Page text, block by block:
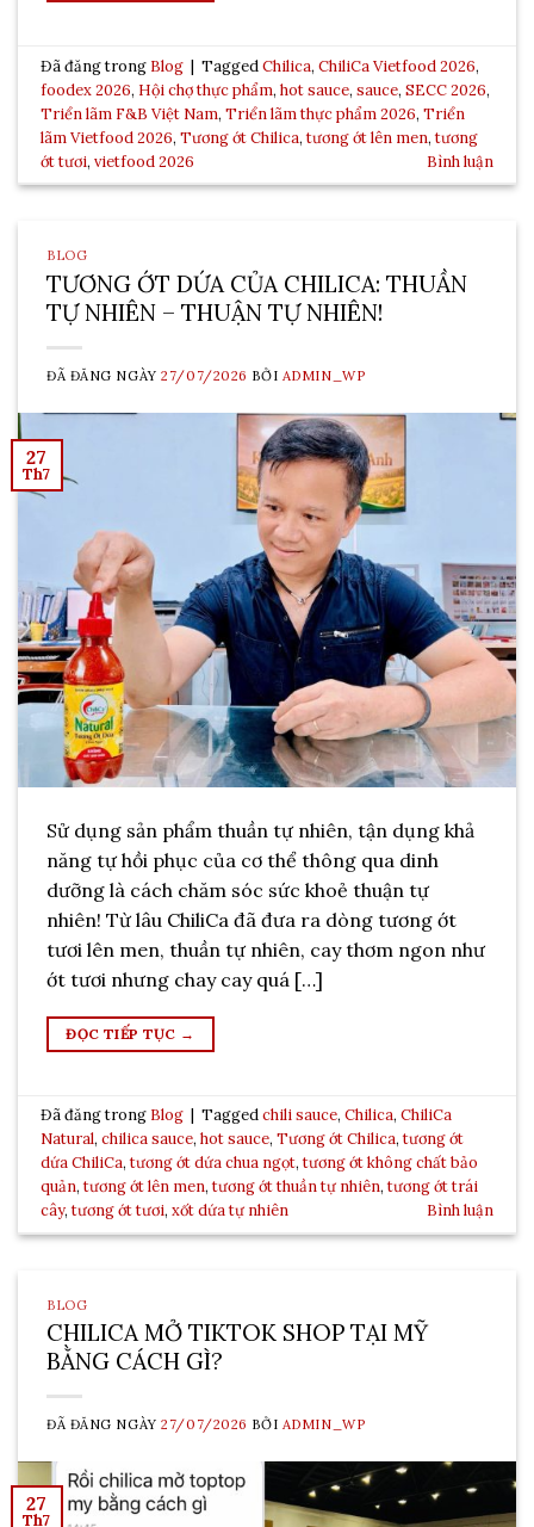
Đã đăng trong Blog | TaggedChilica,ChiliCa Vietfood 2026,
foodex 2026, Hội chợ thực phẩm,hot sauce,sauce,SECC 2026,
Triển lãm F&B Việt Nam,Triển lãm thực phẩm 2026,Triển
lãm Vietfood 2026,Tương ớt Chilica,tương ớt lên men,tương
ớt tươi,vietfood 2026 Bình luận
BLOG
TƯƠNG ỚT DỨA CỦA CHILICA: THUẦN
TỰ NHIÊN – THUẬN TỰ NHIÊN!
ĐÃ ĐĂNG NGÀY27/07/2026 BỞI ADMIN_WP
27
Th7
Sử dụng sản phẩm thuần tự nhiên, tận dụng khả
năng tự hồi phục của cơ thể thông qua dinh
dưỡng là cách chăm sóc sức khoẻ thuận tự
nhiên! Từ lâu ChiliCa đã đưa ra dòng tương ớt
tươi lên men, thuần tự nhiên, cay thơm ngon như
ớt tươi nhưng chay cay quá […]
ĐỌC TIẾP TỤC →
Đã đăng trong Blog | Taggedchili sauce,Chilica,ChiliCa
Natural,chilica sauce,hot sauce,Tương ớt Chilica,tương ớt
dứa ChiliCa,tương ớt dứa chua ngọt,tương ớt không chất bảo
quản,tương ớt lên men,tương ớt thuần tự nhiên,tương ớt trái
cây,tương ớt tươi,xốt dứa tự nhiên Bình luận
BLOG
CHILICA MỞ TIKTOK SHOP TẠI MỸ
BẰNG CÁCH GÌ?
ĐÃ ĐĂNG NGÀY27/07/2026 BỞI ADMIN_WP
27
Th7